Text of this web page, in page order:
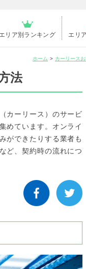
エリア別ランキング エリ
ホーム カーリース
法
カーリース）のサービ
めています。オンライ
ができたりする業者も
ど、契約時の流れにつ